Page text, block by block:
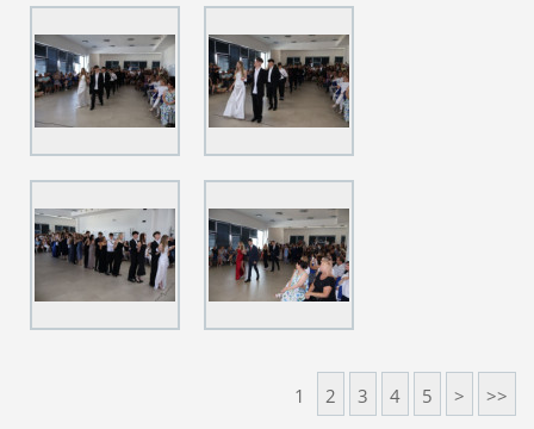
1 2 3 4 5 > >>